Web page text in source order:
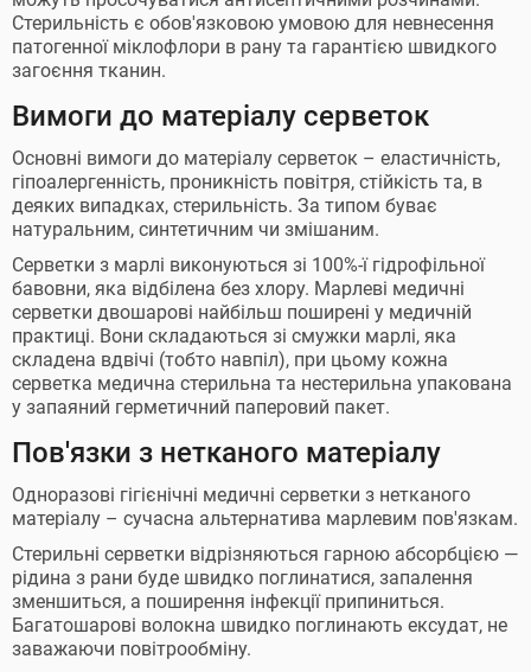
Стерильність є обов'язковою умовою для невнесення
патогенної міклофлори в рану та гарантією швидкого
загоєння тканин.
Вимоги до матеріалу серветок
Основні вимоги до матеріалу серветок – еластичність,
гіпоалергенність, проникність повітря, стійкість та, в
деяких випадках, стерильність. За типом буває
натуральним, синтетичним чи змішаним.
Серветки з марлі виконуються зі 100%-ї гідрофільної
бавовни, яка відбілена без хлору. Марлеві медичні
серветки двошарові найбільш поширені у медичній
практиці. Вони складаються зі смужки марлі, яка
складена вдвічі (тобто навпіл), при цьому кожна
серветка медична стерильна та нестерильна упакована
у запаяний герметичний паперовий пакет.
Пов'язки з нетканого матеріалу
Одноразові гігієнічні медичні серветки з нетканого
матеріалу – сучасна альтернатива марлевим пов'язкам.
Стерильні серветки відрізняються гарною абсорбцією —
рідина з рани буде швидко поглинатися, запалення
зменшиться, а поширення інфекції припиниться.
Багатошарові волокна швидко поглинають ексудат, не
заважаючи повітрообміну.